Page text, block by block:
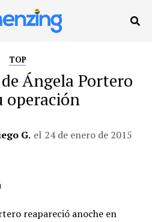
TOP
Ángela Portero
operación
G. el 24 de enero de 2015
reapareció anoche en